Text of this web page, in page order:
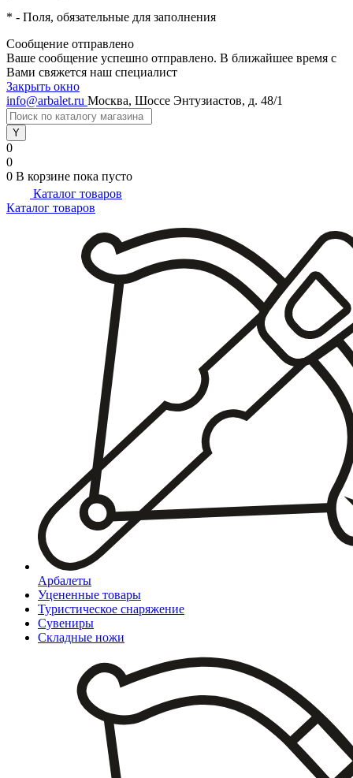
* - Поля, обязательные для заполнения
Сообщение отправлено
Ваше сообщение успешно отправлено. В ближайшее время с
Вами свяжется наш специалист
Закрыть окно
info@arbalet.ru Москва, Шоссе Энтузиастов, д. 48/1
0
0
0 В корзине пока пусто
Каталог товаров
Каталог товаров
Арбалеты
Уцененные товары
Туристическое снаряжение
Сувениры
Складные ножи